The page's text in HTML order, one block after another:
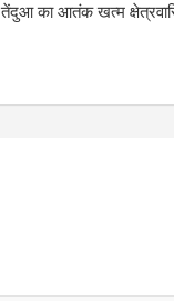
तेंदुआ का आतंक खत्म